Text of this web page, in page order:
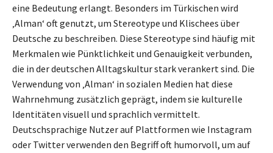
eine Bedeutung erlangt. Besonders im Türkischen wird
‚Alman‘ oft genutzt, um Stereotype und Klischees über
Deutsche zu beschreiben. Diese Stereotype sind häufig mit
Merkmalen wie Pünktlichkeit und Genauigkeit verbunden,
die in der deutschen Alltagskultur stark verankert sind. Die
Verwendung von ‚Alman‘ in sozialen Medien hat diese
Wahrnehmung zusätzlich geprägt, indem sie kulturelle
Identitäten visuell und sprachlich vermittelt.
Deutschsprachige Nutzer auf Plattformen wie Instagram
oder Twitter verwenden den Begriff oft humorvoll, um auf